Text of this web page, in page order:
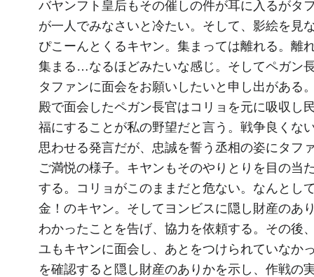
バヤンフト皇后もその催しの件が耳に入るがタ
が一人でみなさいと冷たい。そして、影絵を見
ぴこーんとくるキヤン。集まっては離れる。離
集まる…なるほどみたいな感じ。そしてペガン
タファンに面会をお願いしたいと申し出がある
殿で面会したペガン長官はコリョを元に吸収し
福にすることが私の野望だと言う。戦争良くな
思わせる発言だが、忠誠を誓う丞相の姿にタフ
ご満悦の様子。キヤンもそのやりとりを目の当
する。コリョがこのままだと危ない。なんとし
金！のキヤン。そしてヨンビスに隠し財産のあ
わかったことを告げ、協力を依頼する。その後
ユもキヤンに面会し、あとをつけられていなか
を確認すると隠し財産のありかを示し、作戦の